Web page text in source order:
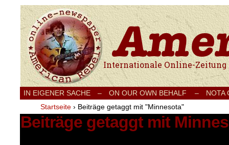
Internationale Onlinezeitung für Frieden,
IN EIGENER SACHE – ON OUR OWN BEHALF –
NOTA
Startseite › Beiträge getaggt mit "Minnesota"
Beiträge getaggt mit